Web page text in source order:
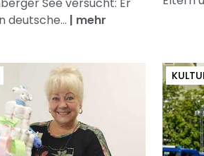
deutsche... | mehr